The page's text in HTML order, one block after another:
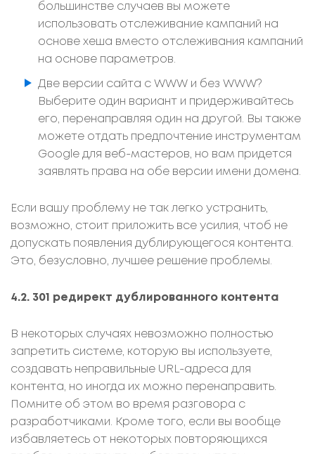
большинстве случаев вы можете
использовать отслеживание кампаний на
основе хеша вместо отслеживания кампаний
на основе параметров.
Две версии сайта с WWW и без WWW?
Выберите один вариант и придерживайтесь
его, перенаправляя один на другой. Вы также
можете отдать предпочтение инструментам
Google для веб-мастеров, но вам придется
заявлять права на обе версии имени домена.
Если вашу проблему не так легко устранить,
возможно, стоит приложить все усилия, чтоб не
допускать появления дублирующегося контента.
Это, безусловно, лучшее решение проблемы.
4.2. 301 редирект дублированного контента
В некоторых случаях невозможно полностью
запретить системе, которую вы используете,
создавать неправильные URL-адреса для
контента, но иногда их можно перенаправить.
Помните об этом во время разговора с
разработчиками. Кроме того, если вы вообще
избавляетесь от некоторых повторяющихся